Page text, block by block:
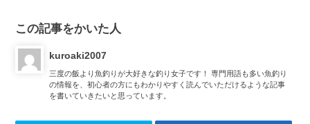
この記事をかいた人
kuroaki2007
三度の飯より魚釣りが大好きな釣り女子です！ 専門用語も多い魚釣り
の情報を、初心者の方にもわかりやすく読んでいただけるような記事
を書いていきたいと思っています。